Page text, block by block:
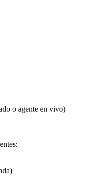
o agente en vivo)